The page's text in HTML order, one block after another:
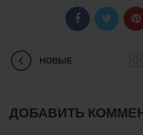
НОВЫЕ
ДОБАВИТЬ